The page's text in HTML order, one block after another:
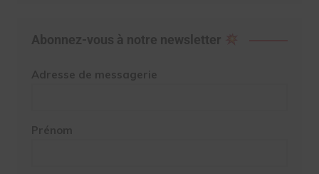
Abonnez-vous à notre newsletter
Adresse de messagerie
Prénom